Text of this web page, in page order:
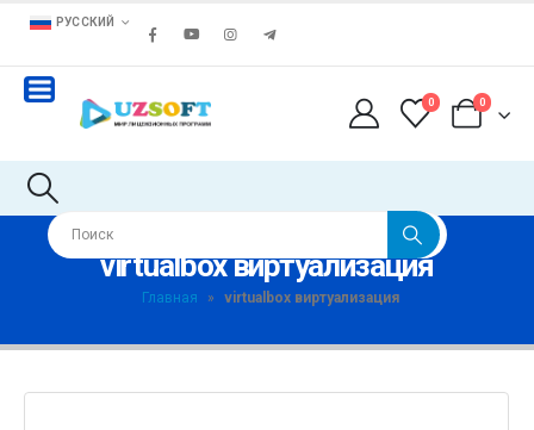
РУССКИЙ
0 0
virtualbox виртуализация
Главная » virtualbox виртуализация